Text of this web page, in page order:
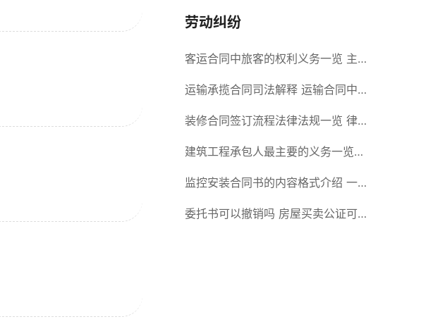
劳动纠纷
客运合同中旅客的权利义务一览 主
要包括这些内容
运输承揽合同司法解释 运输合同中
承运人的义务有哪些
装修合同签订流程法律法规一览 律
师解答
建筑工程承包人最主要的义务一览
承包合同内容介绍
监控安装合同书的内容格式介绍 一
般包括这些条款
委托书可以撤销吗 房屋买卖公证可